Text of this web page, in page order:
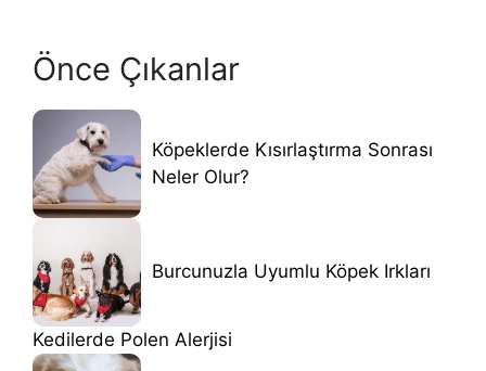
Önce Çıkanlar
Köpeklerde Kısırlaştırma Sonrası
Neler Olur?
Burcunuzla Uyumlu Köpek Irkları
Kedilerde Polen Alerjisi